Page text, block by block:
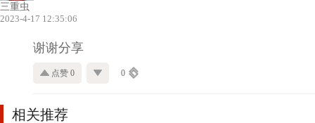
三重虫
2023-4-17 12:35:06
谢谢分享
点赞 0 0
相关推荐